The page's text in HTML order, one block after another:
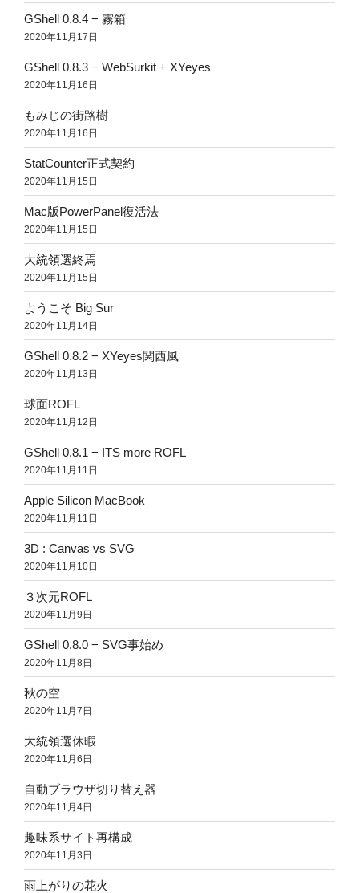
GShell 0.8.4 − 霧箱
2020年11月17日
GShell 0.8.3 − WebSurkit + XYeyes
2020年11月16日
もみじの街路樹
2020年11月16日
StatCounter正式契約
2020年11月15日
Mac版PowerPanel復活法
2020年11月15日
大統領選終焉
2020年11月15日
ようこそ Big Sur
2020年11月14日
GShell 0.8.2 − XYeyes関西風
2020年11月13日
球面ROFL
2020年11月12日
GShell 0.8.1 − ITS more ROFL
2020年11月11日
Apple Silicon MacBook
2020年11月11日
3D : Canvas vs SVG
2020年11月10日
３次元ROFL
2020年11月9日
GShell 0.8.0 − SVG事始め
2020年11月8日
秋の空
2020年11月7日
大統領選休暇
2020年11月6日
自動ブラウザ切り替え器
2020年11月4日
趣味系サイト再構成
2020年11月3日
雨上がりの花火